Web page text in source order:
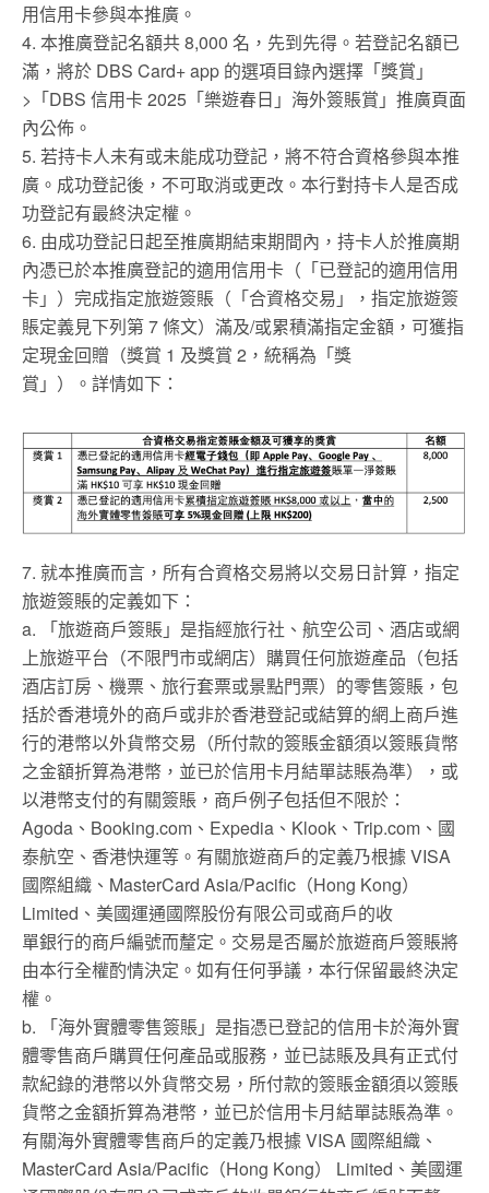
用信用卡參與本推廣。
4. 本推廣登記名額共 8,000 名，先到先得。若登記名額已
滿，將於 DBS Card+ app 的選項目錄內選擇「獎賞」
>「DBS 信用卡 2025「樂遊春日」海外簽賬賞」推廣頁面
內公佈。
5. 若持卡人未有或未能成功登記，將不符合資格參與本推
廣。成功登記後，不可取消或更改。本行對持卡人是否成
功登記有最終決定權。
6. 由成功登記日起至推廣期結束期間內，持卡人於推廣期
內憑已於本推廣登記的適用信用卡（「已登記的適用信用
卡」）完成指定旅遊簽賬（「合資格交易」，指定旅遊簽
賬定義見下列第 7 條文）滿及/或累積滿指定金額，可獲指
定現金回贈（獎賞 1 及獎賞 2，統稱為「獎
賞」）。詳情如下：
7. 就本推廣而言，所有合資格交易將以交易日計算，指定
旅遊簽賬的定義如下：
a. 「旅遊商戶簽賬」是指經旅行社、航空公司、酒店或網
上旅遊平台（不限門市或網店）購買任何旅遊產品（包括
酒店訂房、機票、旅行套票或景點門票）的零售簽賬，包
括於香港境外的商戶或非於香港登記或結算的網上商戶進
行的港幣以外貨幣交易（所付款的簽賬金額須以簽賬貨幣
之金額折算為港幣，並已於信用卡月結單誌賬為準），或
以港幣支付的有關簽賬，商戶例子包括但不限於：
Agoda、Booking.com、Expedia、Klook、Trip.com、國
泰航空、香港快運等。有關旅遊商戶的定義乃根據 VISA
國際組織、MasterCard Asia/Pacific（Hong Kong）
Limited、美國運通國際股份有限公司或商戶的收
單銀行的商戶編號而釐定。交易是否屬於旅遊商戶簽賬將
由本行全權酌情決定。如有任何爭議，本行保留最終決定
權。
b. 「海外實體零售簽賬」是指憑已登記的信用卡於海外實
體零售商戶購買任何產品或服務，並已誌賬及具有正式付
款紀錄的港幣以外貨幣交易，所付款的簽賬金額須以簽賬
貨幣之金額折算為港幣，並已於信用卡月結單誌賬為準。
有關海外實體零售商戶的定義乃根據 VISA 國際組織、
MasterCard Asia/Pacific（Hong Kong） Limited、美國運